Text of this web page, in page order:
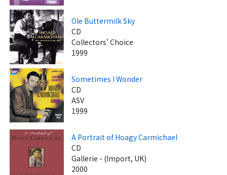
Ole Buttermilk Sky
CD
Collectors' Choice
1999
Sometimes I Wonder
CD
ASV
1999
A Portrait of Hoagy Carmichael
CD
Gallerie - (Import, UK)
2000